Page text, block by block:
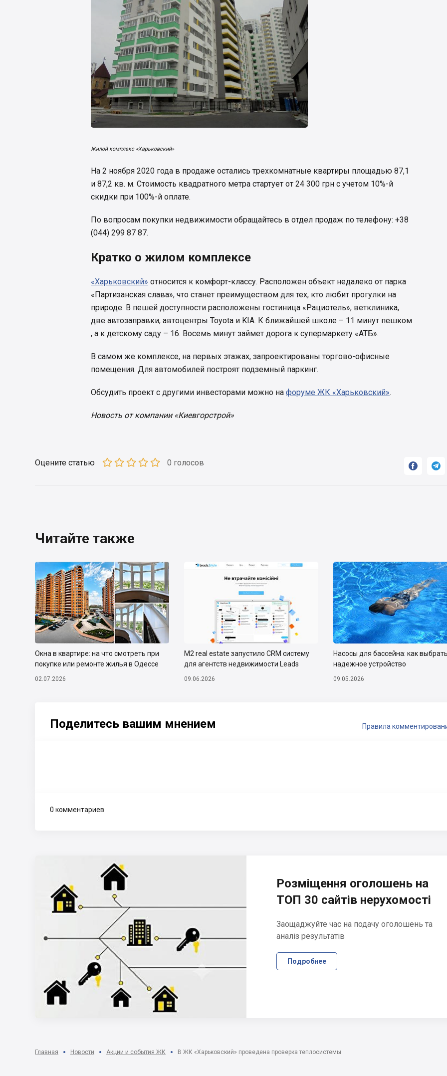
Жилой комплекс «Харьковский»
На 2 ноября 2020 года в продаже остались трехкомнатные квартиры площадью 87,1
и 87,2 кв. м. Стоимость квадратного метра стартует от 24 300 грн с учетом 10%-й
скидки при 100%-й оплате.
По вопросам покупки недвижимости обращайтесь в отдел продаж по телефону: +38
(044) 299 87 87.
Кратко о жилом комплексе
«Харьковский» относится к комфорт-классу. Расположен объект недалеко от парка
«Партизанская слава», что станет преимуществом для тех, кто любит прогулки на
природе. В пешей доступности расположены гостиница «Рациотель», ветклиника,
две автозаправки, автоцентры Toyota и KIA. К ближайшей школе – 11 минут пешком
, а к детскому саду – 16. Восемь минут займет дорога к супермаркету «АТБ».
В самом же комплексе, на первых этажах, запроектированы торгово-офисные
помещения. Для автомобилей построят подземный паркинг.
Обсудить проект с другими инвесторами можно на форуме ЖК «Харьковский».
Новость от компании «Киевгорстрой»
Оцените статью 0 голосов  
Читайте также
Окна в квартире: на что смотреть при
покупке или ремонте жилья в Одессе
02.07.2026
М2 real estate запустило CRM систему
для агентств недвижимости Leads
09.06.2026
Насосы для бассейна: как
надежное устройство
09.05.2026
Поделитесь вашим мнением Правила
0 комментариев
Розміщення оголошень на
ТОП 30 сайтів нерухомості
Заощаджуйте час на подачу оголошень та
аналіз результатів
Подробнее
Главная Новости Акции и события ЖК В ЖК «Харьковский» проведена проверка теплосистемы